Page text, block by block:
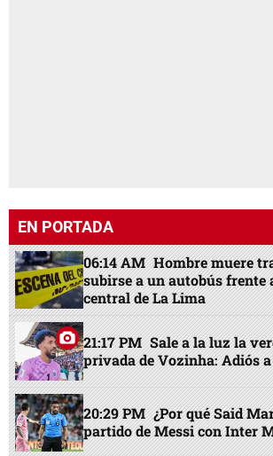
EN PORTADA
06:14 AM Hombre muere
subirse a un autobús frente
central de La Lima
21:17 PM Sale a la luz la
privada de Vozinha: Adiós
20:29 PM ¿Por qué Said
partido de Messi con Inter